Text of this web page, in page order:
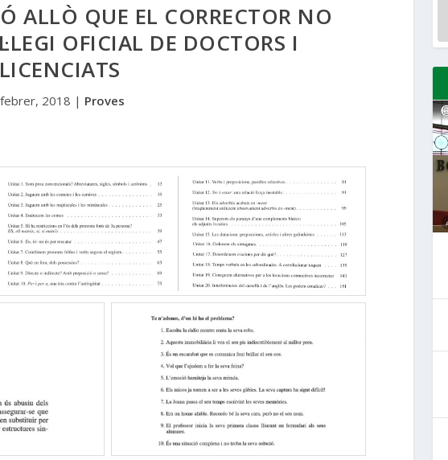
ALLÒ QUE EL CORRECTOR NO
OFICIAL DE DOCTORS I
2018 | Proves